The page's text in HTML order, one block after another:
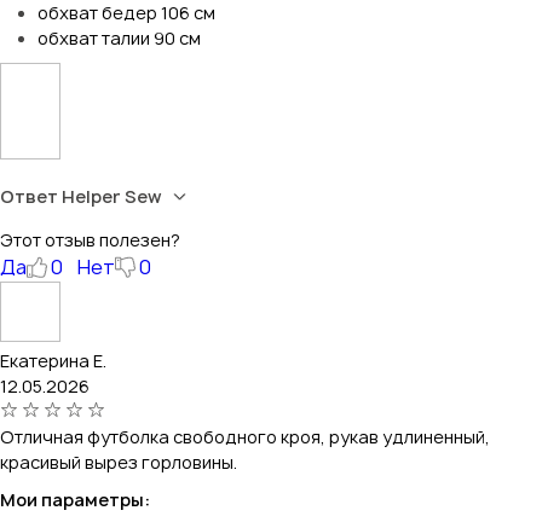
обхват бедер 106 см
обхват талии 90 см
Ответ Helper Sew
Этот отзыв полезен?
Да 0 Нет 0
Екатерина Е.
12.05.2026
Отличная футболка свободного кроя, рукав удлиненный,
красивый вырез горловины.
Мои параметры: